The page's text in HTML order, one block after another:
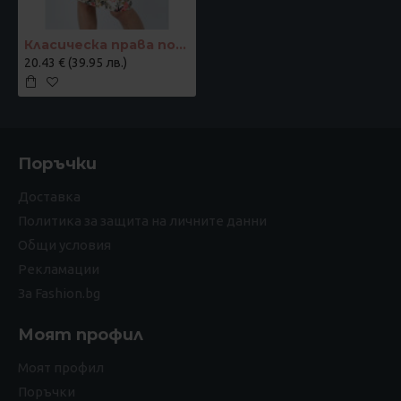
Класическа права пола на цветя
20.43 € (39.95 лв.)
Поръчки
Доставка
Политика за защита на личните данни
Общи условия
Рекламации
За Fashion.bg
Моят профил
Моят профил
Поръчки